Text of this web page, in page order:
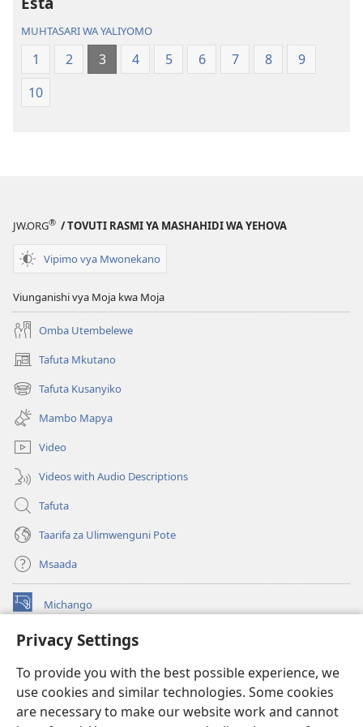
Privacy Settings
To provide you with the best possible experience, we
use cookies and similar technologies. Some cookies
are necessary to make our website work and cannot
Ulimwengu
Mpya
Ulimwengu
Mpya
MUHTASARI WA YALIYOMO
1 2 3 4 5 6 7 8
9
10
JW.ORG® / TOVUTI RASMI YA MASHAHIDI WA YEHOVA
Vipimo vya Mwonekano
Viunganishi vya Moja kwa Moja
Omba Utembelewe
Tafuta Mkutano
(opens
new
window)
Tafuta Kusanyiko
(opens
new
window)
Mambo Mapya
Video
Videos with Audio Descriptions
Tafuta
Taarifa za Ulimwenguni Pote
Msaada
Michango
(opens
window)Watchtower MAKTABA KWENYE MTANDAO™
new
window)JW Hub ®
(opens
new
®